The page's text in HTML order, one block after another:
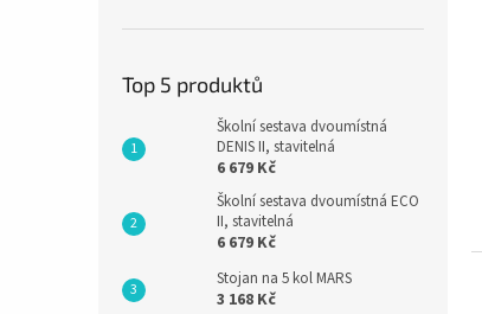
Top 5 produktů
Školní sestava dvoumístná
DENIS II, stavitelná
6 679 Kč
Školní sestava dvoumístná ECO
II, stavitelná
6 679 Kč
Stojan na 5 kol MARS
3 168 Kč